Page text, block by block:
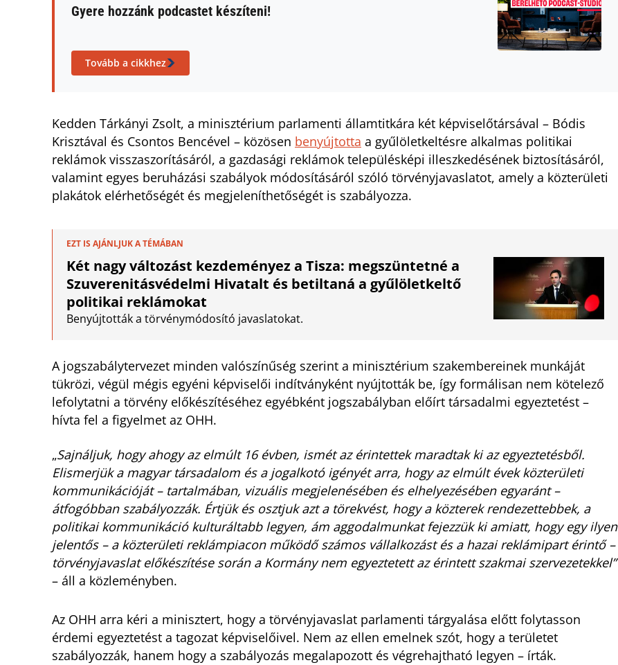
Gyere hozzánk podcastet készíteni!
Tovább a cikkhez
Kedden Tárkányi Zsolt, a minisztérium parlamenti államtitkára két képviselőtársával – Bódis
Krisztával és Csontos Bencével – közösen benyújtotta a gyűlöletkeltésre alkalmas politikai
reklámok visszaszorításáról, a gazdasági reklámok településképi illeszkedésének biztosításáról,
valamint egyes beruházási szabályok módosításáról szóló törvényjavaslatot, amely a közterületi
plakátok elérhetőségét és megjeleníthetőségét is szabályozza.
EZT IS AJÁNLJUK A TÉMÁBAN
Két nagy változást kezdeményez a Tisza: megszüntetné a
Szuverenitásvédelmi Hivatalt és betiltaná a gyűlöletkeltő
politikai reklámokat
Benyújtották a törvénymódosító javaslatokat.
A jogszabálytervezet minden valószínűség szerint a minisztérium szakembereinek munkáját
tükrözi, végül mégis egyéni képviselői indítványként nyújtották be, így formálisan nem kötelező
lefolytatni a törvény előkészítéséhez egyébként jogszabályban előírt társadalmi egyeztetést –
hívta fel a figyelmet az OHH.
„Sajnáljuk, hogy ahogy az elmúlt 16 évben, ismét az érintettek maradtak ki az egyeztetésből.
Elismerjük a magyar társadalom és a jogalkotó igényét arra, hogy az elmúlt évek közterületi
kommunikációját – tartalmában, vizuális megjelenésében és elhelyezésében egyaránt –
átfogóbban szabályozzák. Értjük és osztjuk azt a törekvést, hogy a közterek rendezettebbek, a
politikai kommunikáció kulturáltabb legyen, ám aggodalmunkat fejezzük ki amiatt, hogy egy ilyen
jelentős – a közterületi reklámpiacon működő számos vállalkozást és a hazai reklámipart érintő –
törvényjavaslat előkészítése során a Kormány nem egyeztetett az érintett szakmai szervezetekkel”
– áll a közleményben.
Az OHH arra kéri a minisztert, hogy a törvényjavaslat parlamenti tárgyalása előtt folytasson
érdemi egyeztetést a tagozat képviselőivel. Nem az ellen emelnek szót, hogy a területet
szabályozzák, hanem hogy a szabályozás megalapozott és végrehajtható legyen – írták.